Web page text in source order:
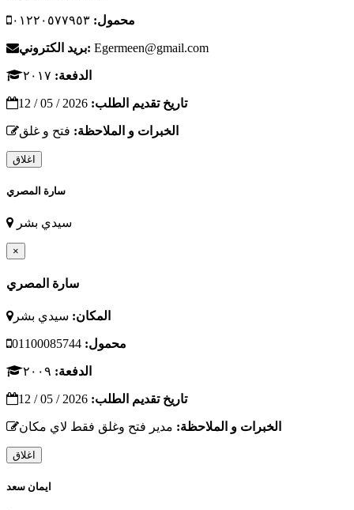
محمول:
بريد الكتروني: Egermeen@gmail.com
الدفعة:
تاريخ تقديم الطلب:
الخبرات و الملاحظة: فتح و غلق
اغلاق
سارة المصري
سيدي بشر
×
سارة المصري
المكان: سيدي بشر
محمول:
الدفعة:
تاريخ تقديم الطلب:
الخبرات و الملاحظة: مدير فتح وغلق فقط لاي مكان
اغلاق
ايمان سعد